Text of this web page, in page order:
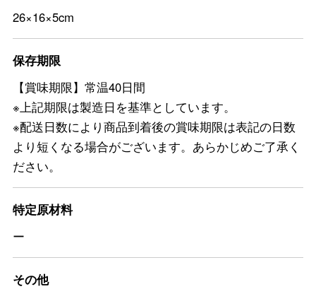
26×16×5cm
保存期限
【賞味期限】常温40日間
※上記期限は製造日を基準としています。
※配送日数により商品到着後の賞味期限は表記の日数
より短くなる場合がございます。あらかじめご了承く
ださい。
特定原材料
ー
その他